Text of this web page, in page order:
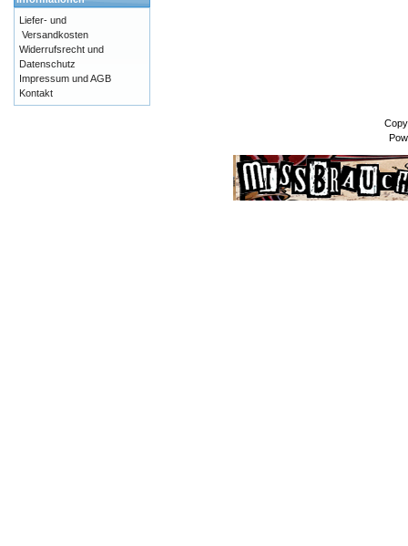
Liefer- und
Versandkosten
Widerrufsrecht und
Datenschutz
Impressum und AGB
Kontakt